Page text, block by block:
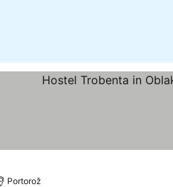
Portorož